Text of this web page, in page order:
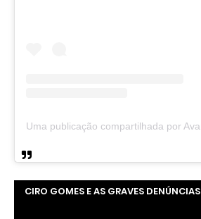
CIRO GOMES E AS GRAVES DENÚNCIAS